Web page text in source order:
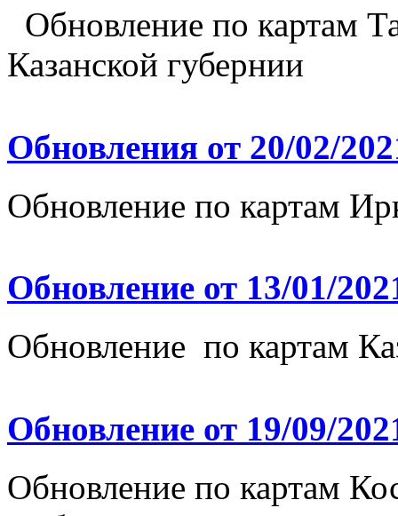
Обновление по картам
Казанской губернии
Обновления от 20/02/
Обновление по картам
Обновление от 13/01/
Обновление по картам
Обновление от 19/09/
Обновление по картам